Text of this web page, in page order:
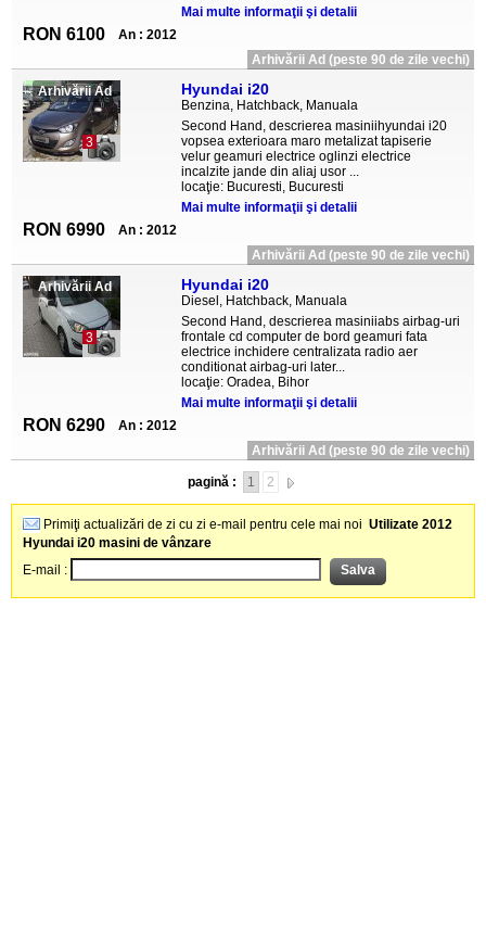
Mai multe informaţii şi detalii
RON 6100
An : 2012
Arhivării Ad (peste 90 de zile vechi)
Arhivării Ad
3
Hyundai i20
Benzina, Hatchback, Manuala
Second Hand, descrierea masiniihyundai i20
vopsea exterioara maro metalizat tapiserie
velur geamuri electrice oglinzi electrice
incalzite jande din aliaj usor ...
locaţie: Bucuresti, Bucuresti
Mai multe informaţii şi detalii
RON 6990
An : 2012
Arhivării Ad (peste 90 de zile vechi)
Arhivării Ad
3
Hyundai i20
Diesel, Hatchback, Manuala
Second Hand, descrierea masiniiabs airbag-uri
frontale cd computer de bord geamuri fata
electrice inchidere centralizata radio aer
conditionat airbag-uri later...
locaţie: Oradea, Bihor
Mai multe informaţii şi detalii
RON 6290
An : 2012
Arhivării Ad (peste 90 de zile vechi)
pagină : 1 2
Primiţi actualizări de zi cu zi e-mail pentru cele mai noi Utilizate 2012
Hyundai i20 masini de vânzare
E-mail :